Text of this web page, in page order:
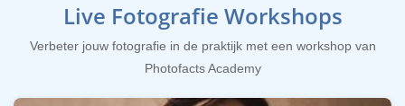
Live Fotografie Workshops
Verbeter jouw fotografie in de praktijk met een workshop van
Photofacts Academy